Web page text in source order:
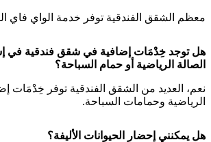
معظم الشقق الفندقية توفر خدمة الواي فاي
هل توجد خِدْمَات إضافية في شقق فندقية في
الصالة الرياضية أو حمام السباحة؟
نعم، العديد من الشقق الفندقية توفر خِدْمَات
الرياضية وحمامات السباحة.
هل يمكنني إحضار الحيوانات الأليفة؟